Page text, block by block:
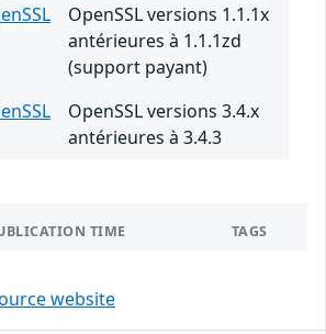
OpenSSL versions 1.1.1x
antérieures à 1.1.1zd
(support payant)
OpenSSL versions 3.4.x
antérieures à 3.4.3
TIME TAGS
website